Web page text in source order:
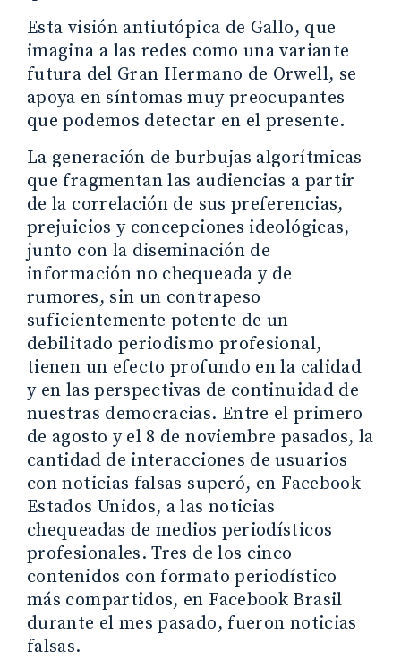
Esta visión antiutópica de Gallo, que
imagina a las redes como una variante
futura del Gran Hermano de Orwell, se
apoya en síntomas muy preocupantes
que podemos detectar en el presente.
La generación de burbujas algorítmicas
que fragmentan las audiencias a partir
de la correlación de sus preferencias,
prejuicios y concepciones ideológicas,
junto con la diseminación de
información no chequeada y de
rumores, sin un contrapeso
suficientemente potente de un
debilitado periodismo profesional,
tienen un efecto profundo en la calidad
y en las perspectivas de continuidad de
nuestras democracias. Entre el primero
de agosto y el 8 de noviembre pasados, la
cantidad de interacciones de usuarios
con noticias falsas superó, en Facebook
Estados Unidos, a las noticias
chequeadas de medios periodísticos
profesionales. Tres de los cinco
contenidos con formato periodístico
más compartidos, en Facebook Brasil
durante el mes pasado, fueron noticias
falsas.